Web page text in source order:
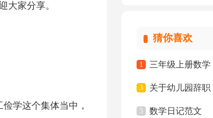
大家分享。
学这个集体当中，
猜你喜欢
1 三年级上册数学
教学计划3篇
3 关于幼儿园辞职
信5 数学日记范文